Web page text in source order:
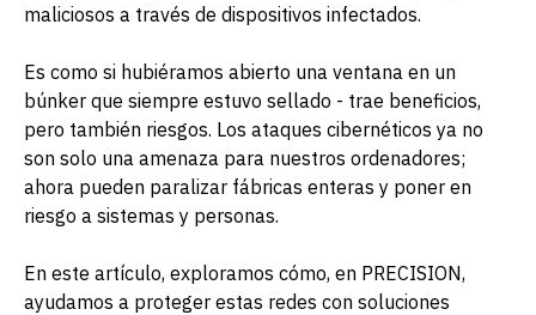
maliciosos a través de dispositivos infectados.
Es como si hubiéramos abierto una ventana en un
búnker que siempre estuvo sellado - trae beneficios,
pero también riesgos. Los ataques cibernéticos ya no
son solo una amenaza para nuestros ordenadores;
ahora pueden paralizar fábricas enteras y poner en
riesgo a sistemas y personas.
En este artículo, exploramos cómo, en PRECISION,
ayudamos a proteger estas redes con soluciones